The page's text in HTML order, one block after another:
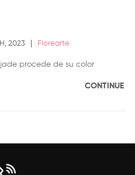
2023 Florearte
procede de su color
CONTINUE